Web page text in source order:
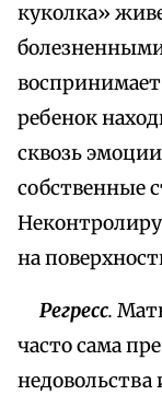
куколка»
воспринимает
ребенок
сквозь
собственные
на
Регресс.
часто сама
недовольства